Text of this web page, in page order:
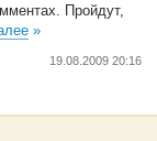
Пройдут,
»
19.08.2009 20:16